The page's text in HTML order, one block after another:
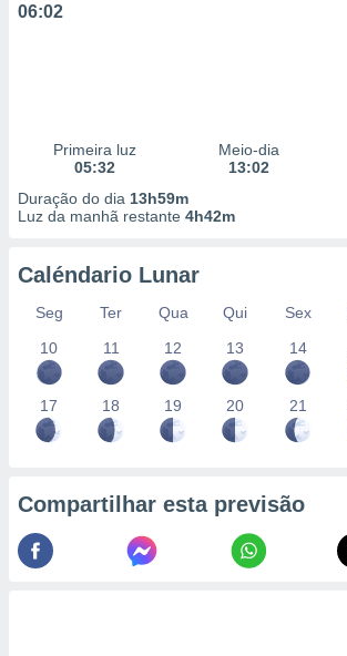
06:02
Primeira luz
05:32
Meio-dia
13:02
Duração do dia 13h59m
Luz da manhã restante 4h42m
Caléndario Lunar
Seg Ter Qua Qui Sex
10
11 12 13 14
17 18 19 20 21
Compartilhar esta previsão